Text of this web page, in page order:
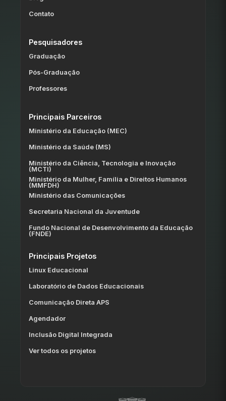
Contato
Pesquisadores
Graduação
Pós-Graduação
Professores
Principais Parceiros
Ministério da Educação (MEC)
Ministério da Saúde (MS)
Ministério da Ciência, Tecnologia e Inovação
(MCTI)
Ministério da Mulher, Família e Direitos Humanos
(MMFDH)
Ministério das Comunicações
Secretaria Nacional da Juventude
Fundo Nacional de Desenvolvimento da Educação
(FNDE)
Principais Projetos
Linux Educacional
Laboratório de Dados Educacionais
Comunicação Direta APS
Agendador
Inclusão Digital Integrada
Ver todos os projetos